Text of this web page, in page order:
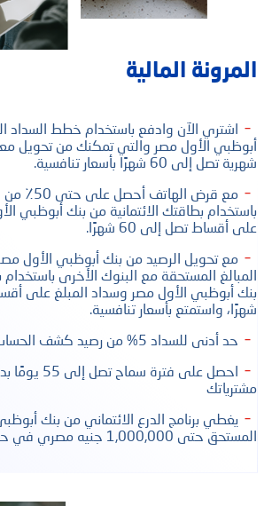
المرونة المالية
اشتري الآن وادفع باستخدام خطط السداد
أبوظبي الأول مصر والتي تمكنك من تحويل
شهرية تصل إلى 60 شهرًا بأسعار تنافسية.
مع قرض
باستخدام بطاقتك الائتمانية من بنك أبوظبي
على أقساط تصل إلى 60 شهرًا.
مع تحويل الرصيد من بنك أبوظبي الأول
المبالغ المستحقة مع البنوك الأخرى باستخدام
شهرًا، واستمتع بأسعار تنافسية.
حد أدنى للسداد 5% من رصيد كشف الحساب الشهري
احصل على فترة
مشترياتك
يغطي برنامج الدرع الائتماني من بنك
المستحق حتى 1,000,000 جنيه مصري في حالة الوفاة